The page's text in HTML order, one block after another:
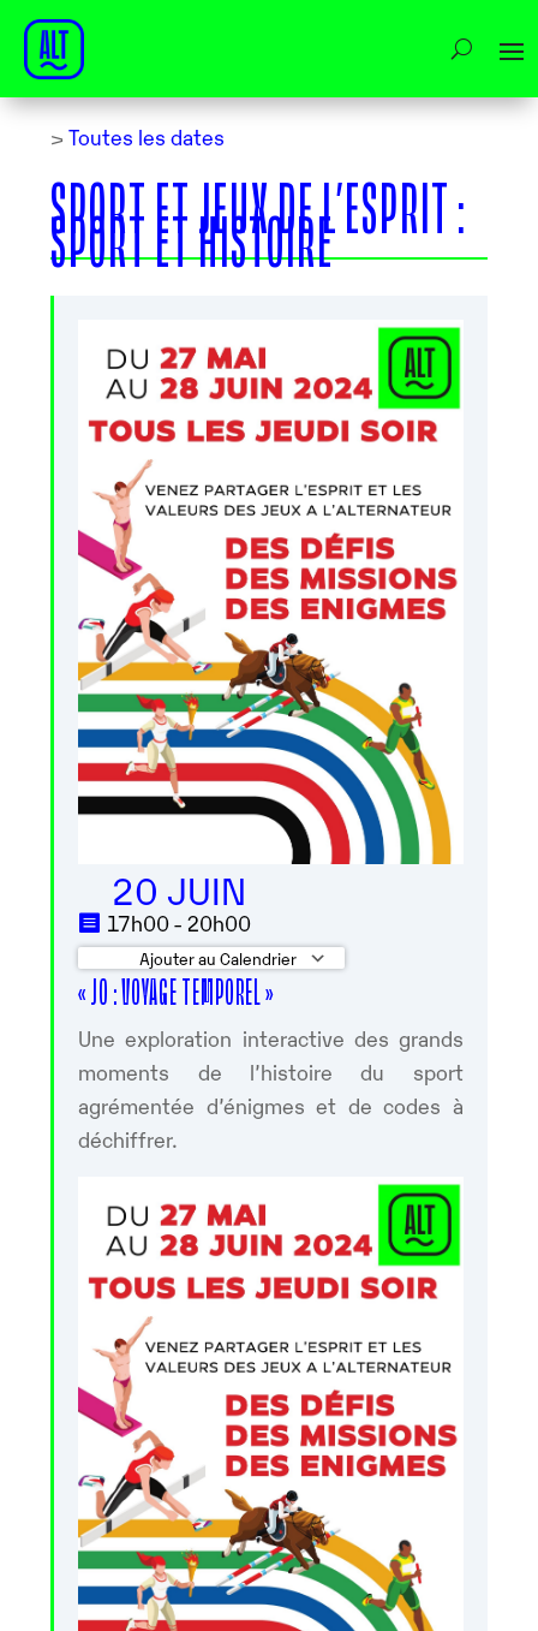
> Toutes les dates
SPORT ET JEUX DE L’ESPRIT :
SPORT ET HISTOIRE
20 JUIN
17h00 - 20h00
Ajouter au Calendrier
Télécharger ICS
« JO : VOYAGE TEMPOREL »
Une exploration interactive des grands
moments de l’histoire du sport
agrémentée d’énigmes et de codes à
déchiffrer.